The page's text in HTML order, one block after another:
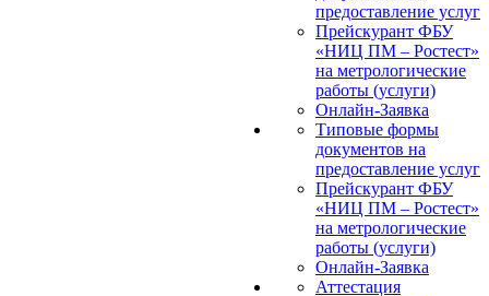
предоставление услуг
Прейскурант ФБУ
«НИЦ ПМ – Ростест»
на метрологические
работы (услуги)
Онлайн-Заявка
Типовые формы
документов на
предоставление услуг
Прейскурант ФБУ
«НИЦ ПМ – Ростест»
на метрологические
работы (услуги)
Онлайн-Заявка
Аттестация